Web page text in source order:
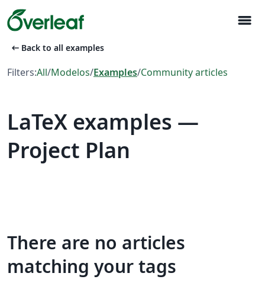
menu
arrow_left_alt Back to all examples
Filters:All/Modelos/Examples/Community articles
LaTeX examples —
Project Plan
There are no articles
matching your tags